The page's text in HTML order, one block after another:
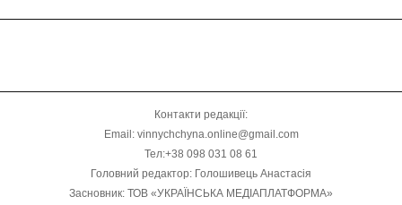
Контакти редакції:
Email: vinnychchyna.online@gmail.com
Тел:+38 098 031 08 61
Головний редактор: Голошивець Анастасія
Засновник: ТОВ «УКРАЇНСЬКА МЕДІАПЛАТФОРМА»